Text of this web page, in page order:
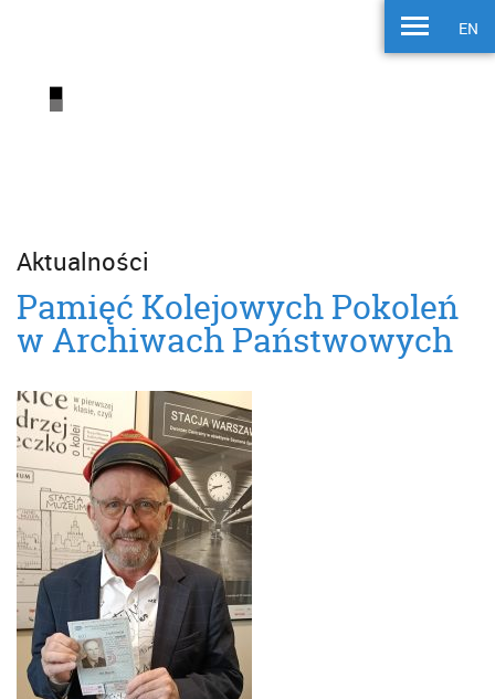
EN
Aktualności
Pamięć Kolejowych Pokoleń
w Archiwach Państwowych